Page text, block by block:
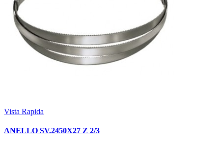
Vista Rapida
ANELLO SV.2450X27 Z 2/3